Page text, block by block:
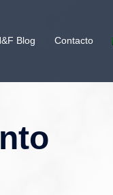
Blog Contacto